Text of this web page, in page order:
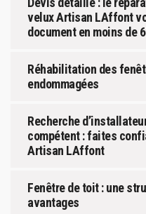
velux Artisan LAffont
document en moins de
Réhabilitation des
endommagées
Recherche
compétent : faites
Artisan LAffont
Fenêtre de toit : une
avantages